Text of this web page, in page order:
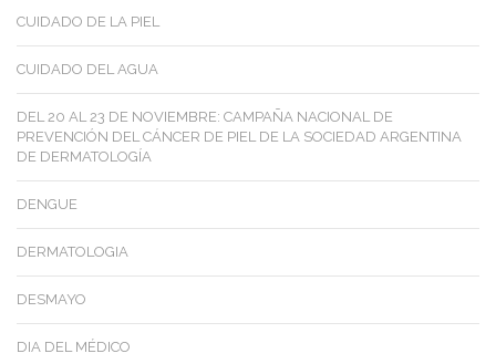
CUIDADO DE LA PIEL
CUIDADO DEL AGUA
DEL 20 AL 23 DE NOVIEMBRE: CAMPAÑA NACIONAL DE
PREVENCIÓN DEL CÁNCER DE PIEL DE LA SOCIEDAD ARGENTINA
DE DERMATOLOGÍA
DENGUE
DERMATOLOGIA
DESMAYO
DIA DEL MÉDICO